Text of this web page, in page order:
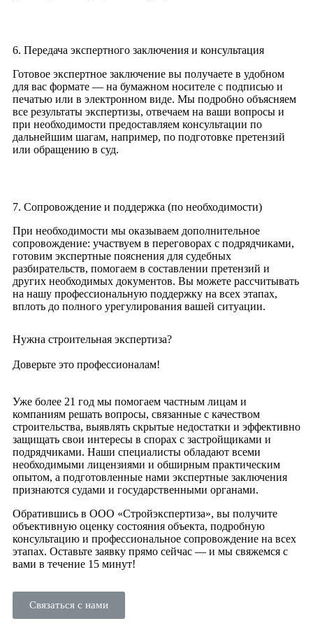
6. Передача экспертного заключения и консультация
Готовое экспертное заключение вы получаете в удобном
для вас формате — на бумажном носителе с подписью и
печатью или в электронном виде. Мы подробно объясняем
все результаты экспертизы, отвечаем на ваши вопросы и
при необходимости предоставляем консультации по
дальнейшим шагам, например, по подготовке претензий
или обращению в суд.
7. Сопровождение и поддержка (по необходимости)
При необходимости мы оказываем дополнительное
сопровождение: участвуем в переговорах с подрядчиками,
готовим экспертные пояснения для судебных
разбирательств, помогаем в составлении претензий и
других необходимых документов. Вы можете рассчитывать
на нашу профессиональную поддержку на всех этапах,
вплоть до полного урегулирования вашей ситуации.
Нужна строительная экспертиза?
Доверьте это профессионалам!
Уже более 21 год мы помогаем частным лицам и
компаниям решать вопросы, связанные с качеством
строительства, выявлять скрытые недостатки и эффективно
защищать свои интересы в спорах с застройщиками и
подрядчиками. Наши специалисты обладают всеми
необходимыми лицензиями и обширным практическим
опытом, а подготовленные нами экспертные заключения
признаются судами и государственными органами.
Обратившись в ООО «Стройэкспертиза», вы получите
объективную оценку состояния объекта, подробную
консультацию и профессиональное сопровождение на всех
этапах. Оставьте заявку прямо сейчас — и мы свяжемся с
вами в течение 15 минут!
Связаться с нами